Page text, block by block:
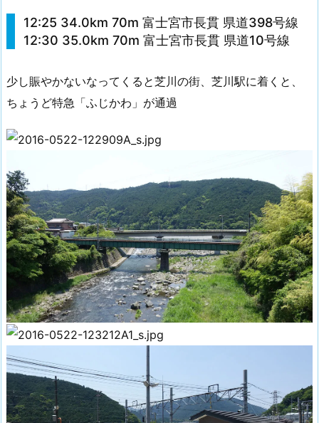
12:25 34.0km 70m 富士宮市長貫 県道398号線
12:30 35.0km 70m 富士宮市長貫 県道10号線
少し賑やかないなってくると芝川の街、芝川駅に着くと、
ちょうど特急「ふじかわ」が通過